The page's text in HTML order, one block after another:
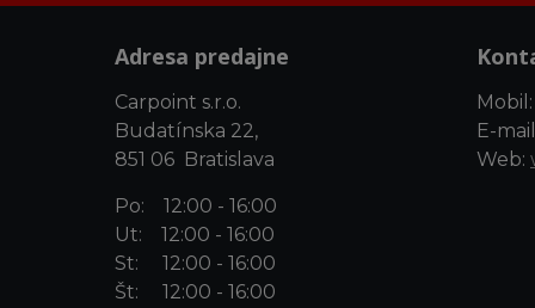
Adresa predajne
Carpoint s.r.o.
Budatínska 22,
851 06 Bratislava
Po: 12:00 - 16:00
Ut: 12:00 - 16:00
St: 12:00 - 16:00
Št: 12:00 - 16:00
Mobil:
E-
Web: